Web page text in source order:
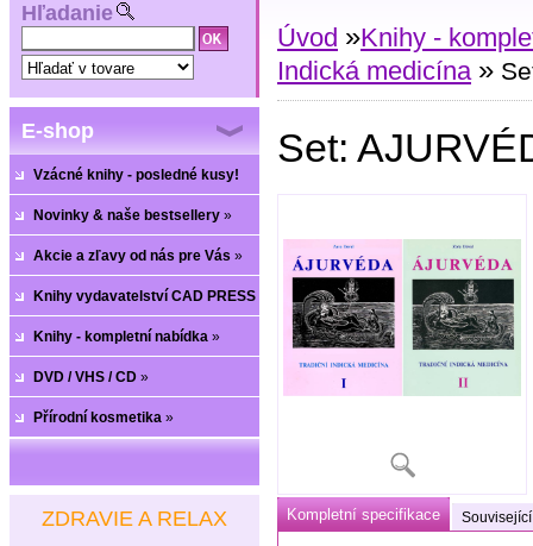
Hľadanie
E-shop
Vzácné knihy - posledné kusy!
Novinky & naše bestsellery »
Akcie a zľavy od nás pre Vás »
Knihy vydavatelství CAD PRESS
» Knihy - kompletní nabídka »
DVD / VHS / CD »
Přírodní kosmetika »
ZDRAVIE A RELAX
Úvod »Knihy -
Indická medicína »
Set:
Kompletní specifikace